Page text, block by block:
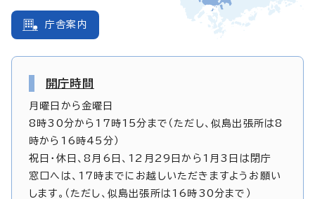
庁舎案内
開庁時間
月曜日から金曜日
8時30分から17時15分まで（ただし、似島出張所は8
時から16時45分）
祝日・休日、8月6日、12月29日から1月3日は閉庁
窓口へは、17時までにお越しいただきますようお願い
します。（ただし、似島出張所は16時30分まで）